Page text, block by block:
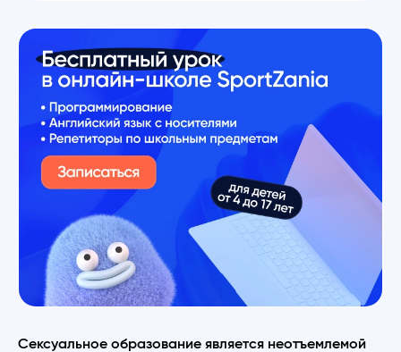
Сексуальное образование является неотъемлемой